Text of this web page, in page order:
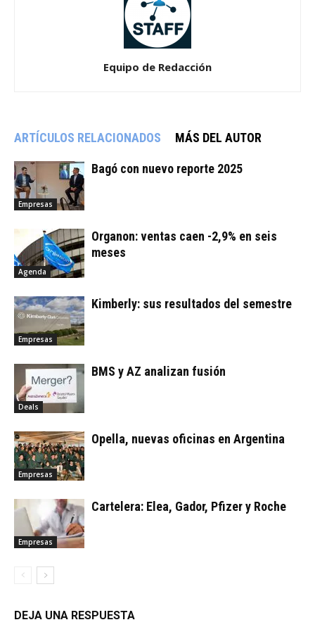
Equipo de Redacción
ARTÍCULOS RELACIONADOS MÁS DEL AUTOR
Empresas
Bagó con nuevo reporte 2025
Agenda
Organon: ventas caen -2,9% en seis
meses
Empresas
Kimberly: sus resultados del semestre
Deals
BMS y AZ analizan fusión
Empresas
Opella, nuevas oficinas en Argentina
Empresas
Cartelera: Elea, Gador, Pfizer y Roche
DEJA UNA RESPUESTA